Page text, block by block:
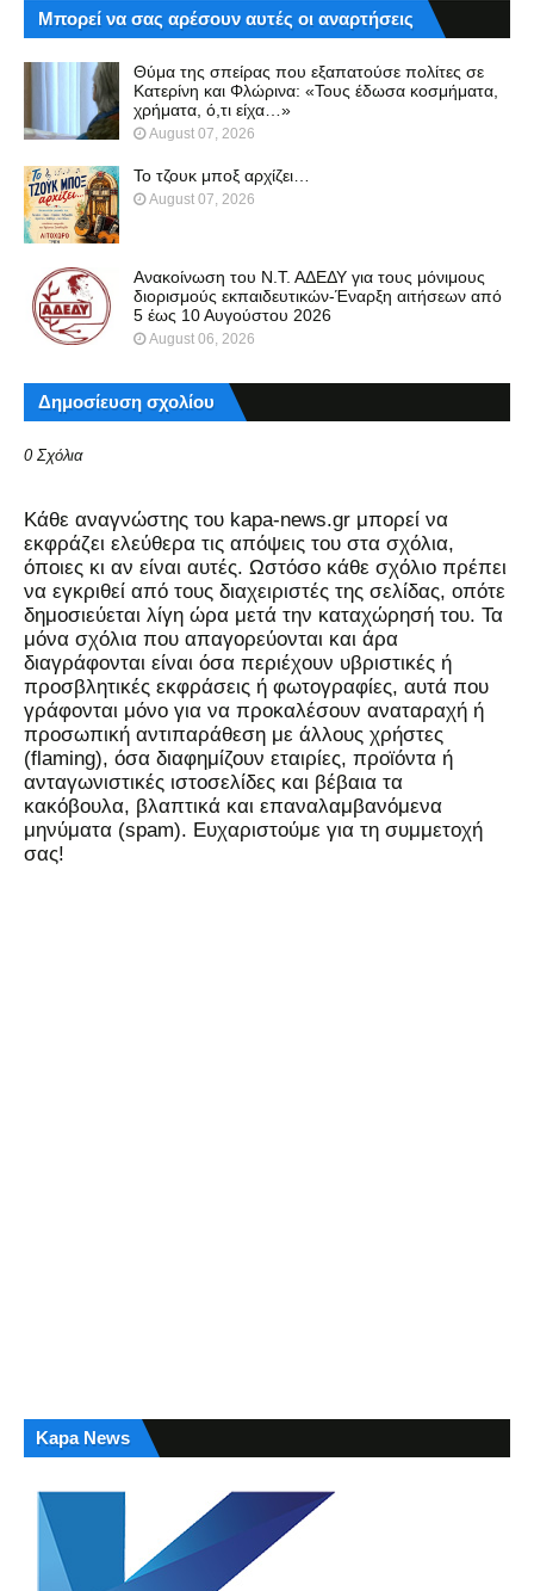
Μπορεί να σας αρέσουν αυτές οι αναρτήσεις
Θύμα της σπείρας που εξαπατούσε πολίτες σε
Κατερίνη και Φλώρινα: «Τους έδωσα κοσμήματα,
χρήματα, ό,τι είχα…»
August 07, 2026
Το τζουκ μπoξ αρχίζει…
August 07, 2026
Ανακοίνωση του Ν.Τ. ΑΔΕΔΥ για τους μόνιμους
διορισμούς εκπαιδευτικών-Έναρξη αιτήσεων από
5 έως 10 Αυγούστου 2026
August 06, 2026
Δημοσίευση σχολίου
0 Σχόλια
Kάθε αναγνώστης του kapa-news.gr μπορεί να
εκφράζει ελεύθερα τις απόψεις του στα σχόλια,
όποιες κι αν είναι αυτές. Ωστόσο κάθε σχόλιο πρέπει
να εγκριθεί από τους διαχειριστές της σελίδας, οπότε
δημοσιεύεται λίγη ώρα μετά την καταχώρησή του. Τα
μόνα σχόλια που απαγορεύονται και άρα
διαγράφονται είναι όσα περιέχουν υβριστικές ή
προσβλητικές εκφράσεις ή φωτογραφίες, αυτά που
γράφονται μόνο για να προκαλέσουν αναταραχή ή
προσωπική αντιπαράθεση με άλλους χρήστες
(flaming), όσα διαφημίζουν εταιρίες, προϊόντα ή
ανταγωνιστικές ιστοσελίδες και βέβαια τα
κακόβουλα, βλαπτικά και επαναλαμβανόμενα
μηνύματα (spam). Ευχαριστούμε για τη συμμετοχή
σας!
Kapa News